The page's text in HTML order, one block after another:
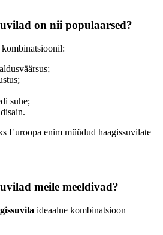
on nii populaarsed?
suhe;
Euroopa enim müüdud haagissuvilate
meile meeldivad?
ideaalne kombinatsioon